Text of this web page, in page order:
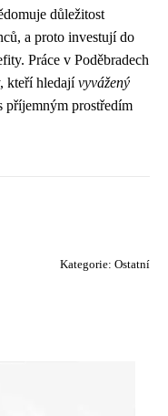
důležitost
a proto investují do
Práce v Poděbradech
kteří hledajívyvážený
příjemným prostředím
Kategorie: Ostatní